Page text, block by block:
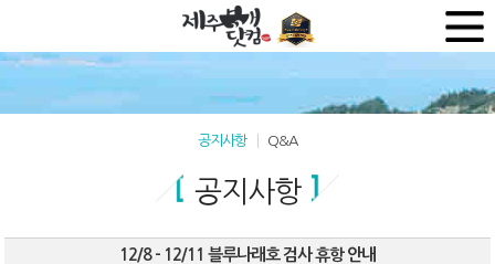
공지사항 Q&A
공지사항
12/8 - 12/11 블루나래호 검사 휴항 안내